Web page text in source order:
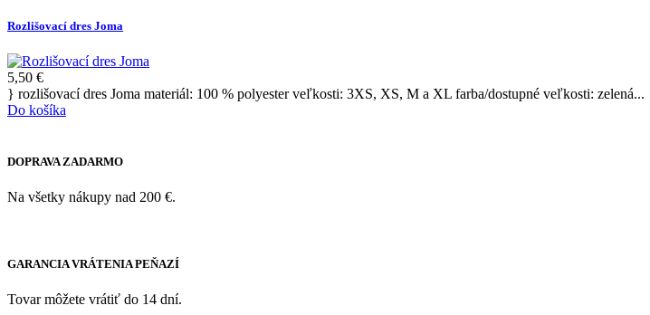
Rozlišovací dres Joma
5,50 €
} rozlišovací dres Joma materiál: 100 % polyester veľkosti: 3XS, XS, M a XL farba/dostupné veľkosti: zelená...
Do košíka
DOPRAVA ZADARMO
Na všetky nákupy nad 200 €.
GARANCIA VRÁTENIA PEŇAZÍ
Tovar môžete vrátiť do 14 dní.